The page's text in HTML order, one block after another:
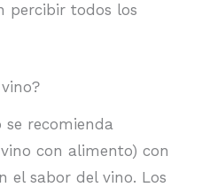
percibir todos los
recomienda
con alimento) con
el sabor del vino. Los